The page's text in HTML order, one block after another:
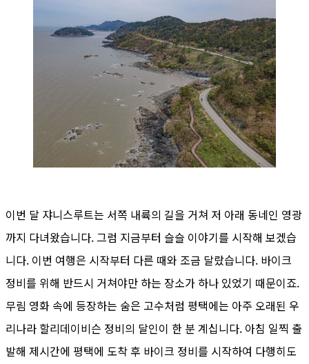
이번 달 쟈니스루트는 서쪽 내륙의 길을 거쳐 저 아래 동네인 영광
까지 다녀왔습니다. 그럼 지금부터 슬슬 이야기를 시작해 보겠습
니다. 이번 여행은 시작부터 다른 때와 조금 달랐습니다. 바이크
정비를 위해 반드시 거쳐야만 하는 장소가 하나 있었기 때문이죠.
무림 영화 속에 등장하는 숨은 고수처럼 평택에는 아주 오래된 우
리나라 할리데이비슨 정비의 달인이 한 분 계십니다. 아침 일찍 출
발해 제시간에 평택에 도착 후 바이크 정비를 시작하여 다행히도